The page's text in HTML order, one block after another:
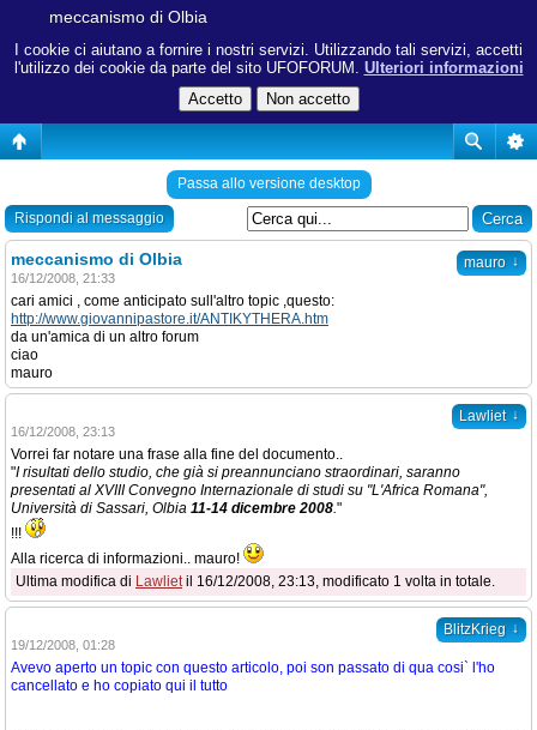
I cookie ci aiutano a fornire i nostri servizi. Utilizzando tali servizi, accetti
l'utilizzo dei cookie da parte del sito UFOFORUM. Ulteriori informazioni
meccanismo di Olbia
Passa allo versione desktop
Rispondi al messaggio
mauro ↓
meccanismo di Olbia
16/12/2008, 21:33
cari amici , come anticipato sull'altro topic ,questo:
http://www.giovannipastore.it/ANTIKYTHERA.htm
da un'amica di un altro forum
ciao
mauro
Lawliet ↓
16/12/2008, 23:13
Vorrei far notare una frase alla fine del documento..
"I risultati dello studio, che già si preannunciano straordinari, saranno
presentati al XVIII Convegno Internazionale di studi su "L'Africa Romana",
Università di Sassari, Olbia 11-14 dicembre 2008."
!!!
Alla ricerca di informazioni.. mauro!
Ultima modifica di Lawlietil 16/12/2008, 23:13, modificato 1 volta in totale.
BlitzKrieg ↓
19/12/2008, 01:28
Avevo aperto un topic con questo articolo, poi son passato di qua cosi` l'ho
cancellato e ho copiato qui il tutto